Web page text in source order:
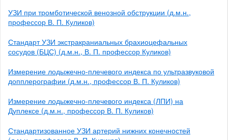
УЗИ при тромботической венозной обструкции (д.м.н.,
профессор В. П. Куликов)
Стандарт УЗИ экстракраниальных брахиоцефальных
сосудов (БЦС) (д.м.н., В. П. профессор Куликов)
Измерение лодыжечно-плечевого индекса по ультразвуковой
допплерографии (д.м.н., профессор В. П. Куликов)
Измерение лодыжечно-плечевого индекса (ЛПИ) на
Дуплексе (д.м.н., профессор В. П. Куликов)
Стандартизованное УЗИ артерий нижних конечностей